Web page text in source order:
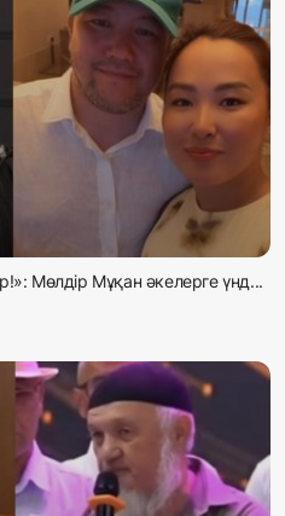
Мөлдір Мұқан әкелерге үнд...